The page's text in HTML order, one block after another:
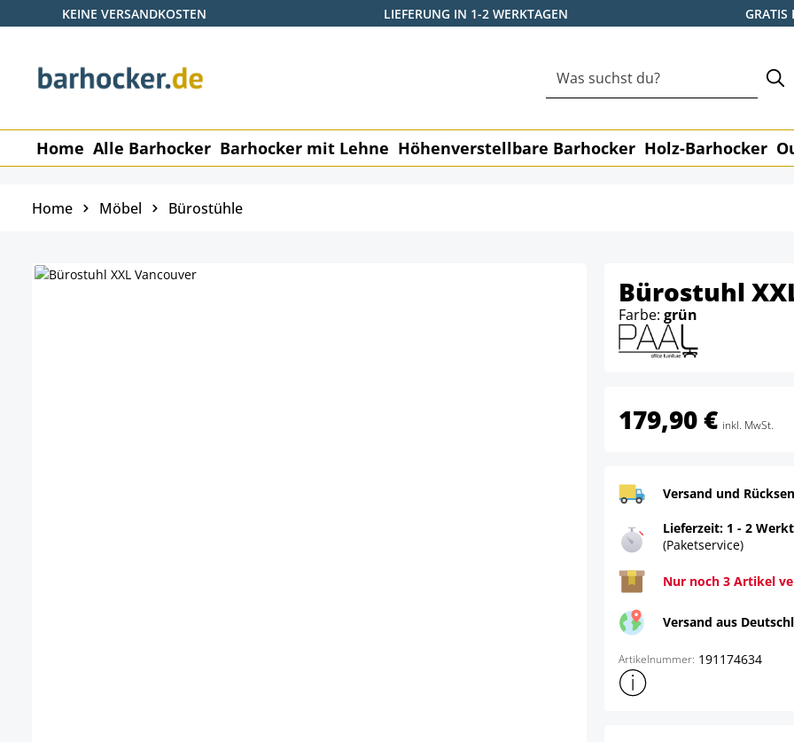
Hauptinhalt springen
Zur Suche springen
Zur Hauptnavigation springen
KEINE VERSANDKOSTEN LIEFERUNG IN 1-2 WERKTAGEN GRATIS
Home Alle Barhocker Barhocker mit Lehne Höhenverstellbare Barhocker Holz-Barhocker
Home Möbel Bürostühle
Bürostuhl
Farbe: grün
179,90 € inkl. MwSt.
Versand und
Lieferzeit: 1 - 2
(Paketservice)
Nur noch 3 Artikel
Versand aus
Artikelnummer: 191174634
Weitere